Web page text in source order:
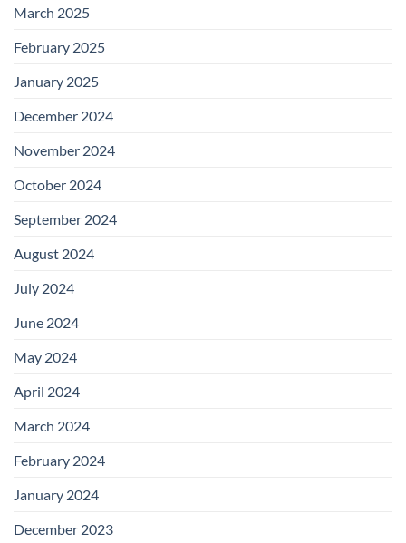
March 2025
February 2025
January 2025
December 2024
November 2024
October 2024
September 2024
August 2024
July 2024
June 2024
May 2024
April 2024
March 2024
February 2024
January 2024
December 2023